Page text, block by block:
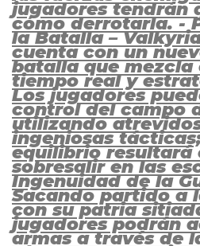
jugadores tendrán
cómo derrotarla. -
la Batalla –
cuenta con un
batalla que mezcla
tiempo real y
Los jugadores
control del campo
utilizando
ingeniosas
equilibrio resultará
sobresalir en las
Ingenuidad de la
Sacando partido a
con su patria
jugadores podrán
armas a través de